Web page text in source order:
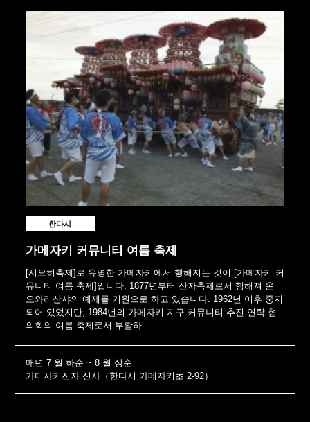
한다시
가메자키 커뮤니티 여름 축제
[시오히축제]로 유명한 가메자키에서 행해지는 것이 [가메자키 커
뮤니티 여름 축제]입니다. 1877년부터 산자축제로서 행해져 온
오와리산샤의 예제를 기원으로 하고 있습니다. 1962년 이후 중지
되어 있었지만, 1984년의 가메자키 지구 커뮤니티 추진 연락 협
의회의 여름 축제로서 부활하...
매년 7 월 하순 ~ 8 월 상순
가미사키진자 신사（한다시 가메자키초 2-92）